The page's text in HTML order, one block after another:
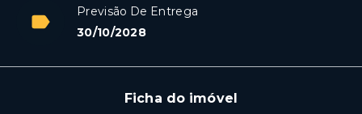
Previsão De Entrega
30/10/2028
Ficha do imóvel